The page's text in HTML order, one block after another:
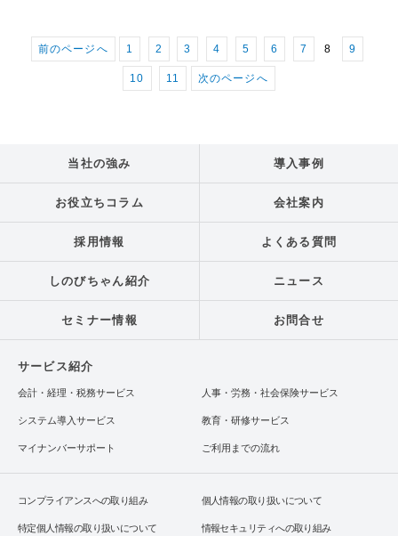
前のページへ 1 2 3 4 5 6 7 8 9
10 11 次のページへ
当社の強み 導入事例
お役立ちコラム 会社案内
採用情報 よくある質問
しのびちゃん紹介 ニュース
セミナー情報 お問合せ
サービス紹介
会計・経理・税務サービス 人事・労務・社会保険サービス
システム導入サービス 教育・研修サービス
マイナンバーサポート ご利用までの流れ
コンプライアンスへの取り組み 個人情報の取り扱いについて
特定個人情報の取り扱いについて 情報セキュリティへの取り組み